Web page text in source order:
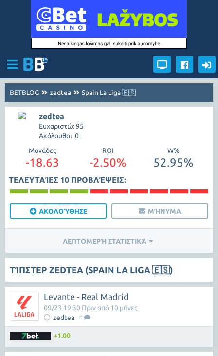
BETBLOG zedtea Spain La Liga 🇪🇸
zedtea
Ευχαριστώ: 95
Ακόλουθοι: 0
Μονάδες
-18.63
ROI
-2.50%
W%
52.95%
ΤΕΛΕΥΤΑΊΕΣ 10 ΠΡΟΒΛΈΨΕΙΣ:
ΑΚΟΛΟΎΘΗΣΕ ΜΉΝΥΜΑ
ΛΕΠΤΟΜΕΡΉ ΣΤΑΤΙΣΤΙΚΆ
ΤΊΠΣΤΕΡ ZEDTEA (SPAIN LA LIGA 🇪🇸)
Levante - Real Madrid
zedtea 0
09/23 19:30 Πριν από 10 μήνες
+1.00